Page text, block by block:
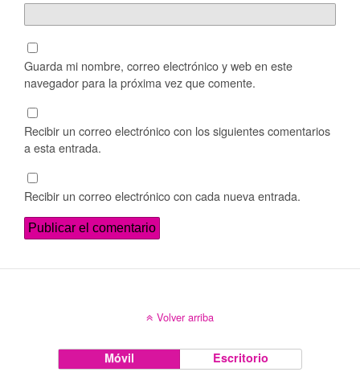
Guarda mi nombre, correo electrónico y web en este
navegador para la próxima vez que comente.
Recibir un correo electrónico con los siguientes comentarios
a esta entrada.
Recibir un correo electrónico con cada nueva entrada.
Volver arriba
Móvil Escritorio